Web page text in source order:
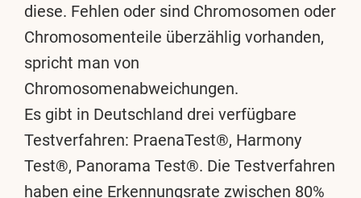
diese. Fehlen oder sind Chromosomen oder
Chromosomenteile überzählig vorhanden,
spricht man von
Chromosomenabweichungen.
Es gibt in Deutschland drei verfügbare
Testverfahren: PraenaTest®, Harmony
Test®, Panorama Test®. Die Testverfahren
haben eine Erkennungsrate zwischen 80%